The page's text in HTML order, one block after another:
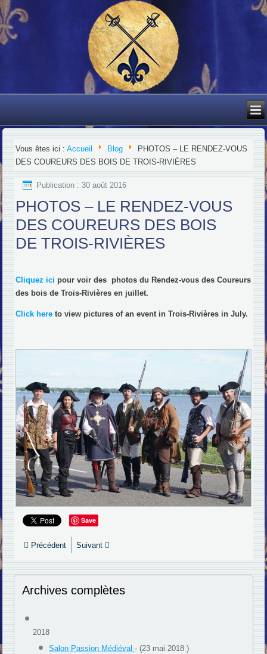
Vous êtes ici :Accueil Blog
PHOTOS – LE RENDEZ-VOUS
DES COUREURS DES BOIS DE TROIS-RIVIÈRES
Publication : 30 août 2016
PHOTOS – LE RENDEZ-VOUS
DES COUREURS DES BOIS
DE TROIS-RIVIÈRES
Cliquez ici pour voir des photos du Rendez-vous des Coureurs
des bois de Trois-Rivières en juillet.
Click here to view pictures of an event in Trois-Rivières in July.
Save
Précédent Suivant
Archives complètes
2018
Salon Passion Médiéval- (23 mai 2018 )